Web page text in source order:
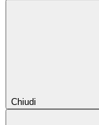
Chiudi